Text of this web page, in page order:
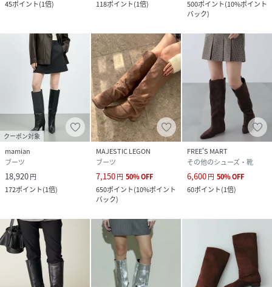
45ポイント(1倍)
118ポイント(1倍)
500ポイント(10%ポイント
バック)
クーポン対象
mamian
ブーツ
18,920円
172ポイント(1倍)
MAJESTIC LEGON
ブーツ
7,150円 50%OFF
650ポイント(10%ポイント
バック)
FREE'S MART
その他のシューズ・靴
6,600円 50%OFF
60ポイント(1倍)